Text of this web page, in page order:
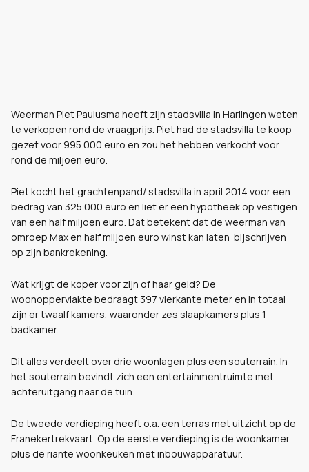
Weerman Piet Paulusma heeft zijn stadsvilla in Harlingen weten
te verkopen rond de vraagprijs. Piet had de stadsvilla te koop
gezet voor 995.000 euro en zou het hebben verkocht voor
rond de miljoen euro.
Piet kocht het grachtenpand/ stadsvilla in april 2014 voor een
bedrag van 325.000 euro en liet er een hypotheek op vestigen
van een half miljoen euro. Dat betekent dat de weerman van
omroep Max en half miljoen euro winst kan laten bijschrijven
op zijn bankrekening.
Wat krijgt de koper voor zijn of haar geld? De
woonoppervlakte bedraagt 397 vierkante meter en in totaal
zijn er twaalf kamers, waaronder zes slaapkamers plus 1
badkamer.
Dit alles verdeelt over drie woonlagen plus een souterrain. In
het souterrain bevindt zich een entertainmentruimte met
achteruitgang naar de tuin.
De tweede verdieping heeft o.a. een terras met uitzicht op de
Franekertrekvaart. Op de eerste verdieping is de woonkamer
plus de riante woonkeuken met inbouwapparatuur.